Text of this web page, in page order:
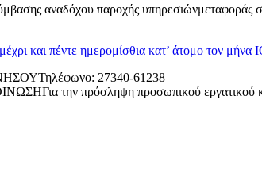
αναδόχου παροχής
και πέντε ημερομίσθια κατ’ άτομο τον μήνα
27340-
εργατικού και τεχνικού